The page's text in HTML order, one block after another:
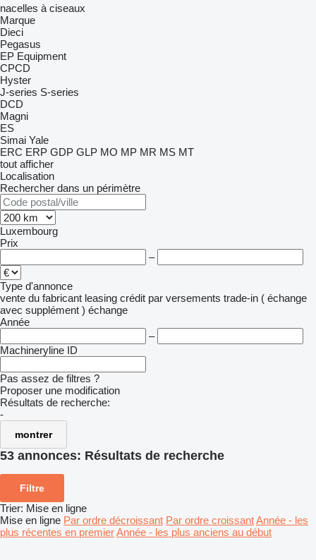
nacelles à ciseaux
Marque
Dieci
Pegasus
EP Equipment
CPCD
Hyster
J-series S-series
DCD
Magni
ES
Simai Yale
ERC ERP GDP GLP MO MP MR MS MT
tout afficher
Localisation
Rechercher dans un périmètre
Luxembourg
Prix
–
Type d'annonce
vente du fabricant leasing crédit par versements trade-in ( échange
avec supplément ) échange
Année
–
Machineryline ID
Pas assez de filtres ?
Proposer une modification
Résultats de recherche:
-
montrer
53 annonces: Résultats de recherche
Filtre
Trier: Mise en ligne
Mise en ligne Par ordre décroissant Par ordre croissantAnnée - les
plus récentes en premierAnnée - les plus anciens au début